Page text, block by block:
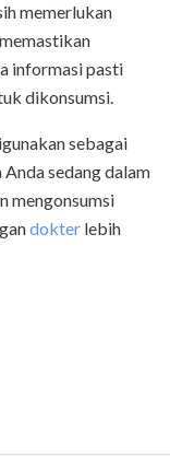
memerlukan
informasi pasti
dikonsumsi.
sebagai
sedang dalam
mengonsumsi
dokter lebih